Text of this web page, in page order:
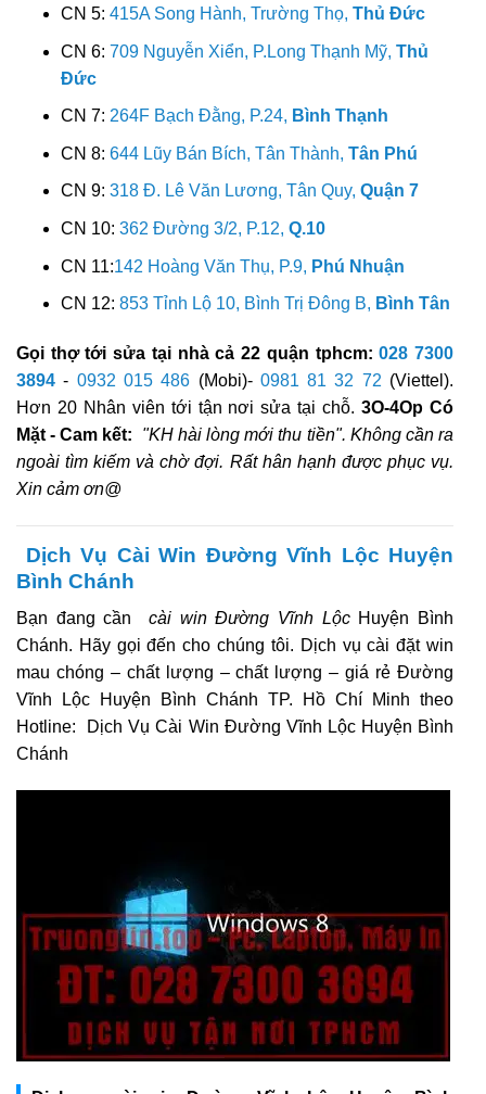
CN 5: 415A Song Hành, Trường Thọ, Thủ Đức
CN 6: 709 Nguyễn Xiển, P.Long Thạnh Mỹ, Thủ
Đức
CN 7: 264F Bạch Đằng, P.24, Bình Thạnh
CN 8: 644 Lũy Bán Bích, Tân Thành, Tân Phú
CN 9: 318 Đ. Lê Văn Lương, Tân Quy, Quận 7
CN 10: 362 Đường 3/2, P.12, Q.10
CN 11:142 Hoàng Văn Thụ, P.9, Phú Nhuận
CN 12: 853 Tỉnh Lộ 10, Bình Trị Đông B, Bình Tân
Gọi thợ tới sửa tại nhà cả 22 quận tphcm:028 7300
3894- 0932 015 486 (Mobi)- 0981 81 32 72 (Viettel).
Hơn 20 Nhân viên tới tận nơi sửa tại chỗ.3O-4Op Có
Mặt - Cam kết:
"KH hài lòng mới thu tiền". Không cần ra
ngoài tìm kiếm và chờ đợi. Rất hân hạnh được phục vụ.
Xin cảm ơn@
Dịch Vụ Cài Win Đường Vĩnh Lộc Huyện
Bình Chánh
Bạn đang cần cài win Đường Vĩnh Lộc Huyện Bình
Chánh. Hãy gọi đến cho chúng tôi. Dịch vụ cài đặt win
mau chóng – chất lượng – chất lượng – giá rẻ Đường
Vĩnh Lộc Huyện Bình Chánh TP. Hồ Chí Minh theo
Hotline: Dịch Vụ Cài Win Đường Vĩnh Lộc Huyện Bình
Chánh